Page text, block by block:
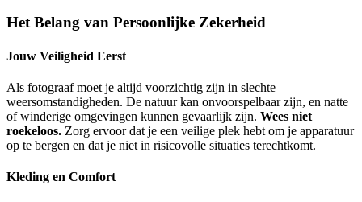
Het Belang van Persoonlijke Zekerheid
Jouw Veiligheid Eerst
Als fotograaf moet je altijd voorzichtig zijn in slechte
weersomstandigheden. De natuur kan onvoorspelbaar zijn, en natte
of winderige omgevingen kunnen gevaarlijk zijn. Wees niet
roekeloos. Zorg ervoor dat je een veilige plek hebt om je apparatuur
op te bergen en dat je niet in risicovolle situaties terechtkomt.
Kleding en Comfort